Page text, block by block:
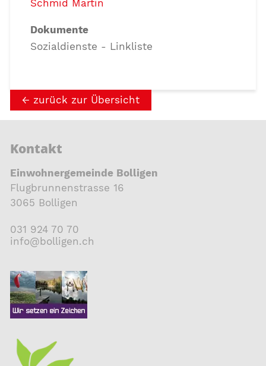
zurück zur Übersicht
Schmid Martin
Dokumente
Sozialdienste - Linkliste
Kontakt
Einwohnergemeinde Bolligen
Flugbrunnenstrasse 16
3065 Bolligen
031 924 70 70
nf
b ll g n ch